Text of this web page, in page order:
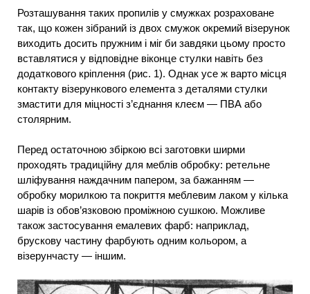
Розташування таких пропилів у смужках розраховане
так, що кожен зібраний із двох смужок окремий візерунок
виходить досить пружним і міг би завдяки цьому просто
вставлятися у відповідне віконце стулки навіть без
додаткового кріплення (рис. 1). Однак усе ж варто місця
контакту візерункового елемента з деталями стулки
змастити для міцності з’єднання клеєм — ПВА або
столярним.
Перед остаточною збіркою всі заготовки ширми
проходять традиційну для меблів обробку: ретельне
шліфування наждачним папером, за бажанням —
обробку морилкою та покриття меблевим лаком у кілька
шарів із обов’язковою проміжною сушкою. Можливе
також застосування емалевих фарб: наприклад,
брускову частину фарбують одним кольором, а
візерунчасту — іншим.